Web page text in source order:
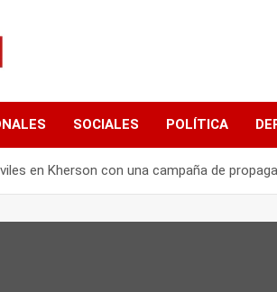
SOCIALES POLÍTICA
en Kherson con una campaña de